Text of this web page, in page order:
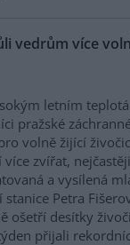
vedrům více
letním
pražské
volně žijící
zvířat, nejčastěji
a vysílená
Petra
ošetří desítky
přijali